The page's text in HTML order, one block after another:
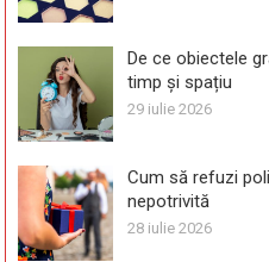
De ce obiectele
timp și spațiu
29 iulie 2026
Cum să refuzi
nepotrivită
28 iulie 2026